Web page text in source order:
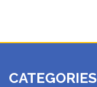
CATEGORIES